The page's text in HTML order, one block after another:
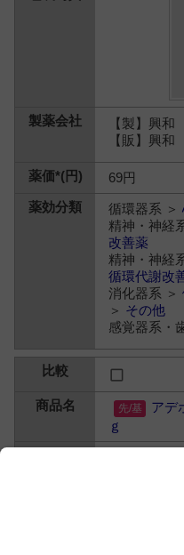
【製】興和
【販】興和
69円
循環器系 ＞
精神・神経
改善薬
精神・神経
循環代謝改
消化器系 ＞
＞ その他
感覚器系・
アデ
ｇ